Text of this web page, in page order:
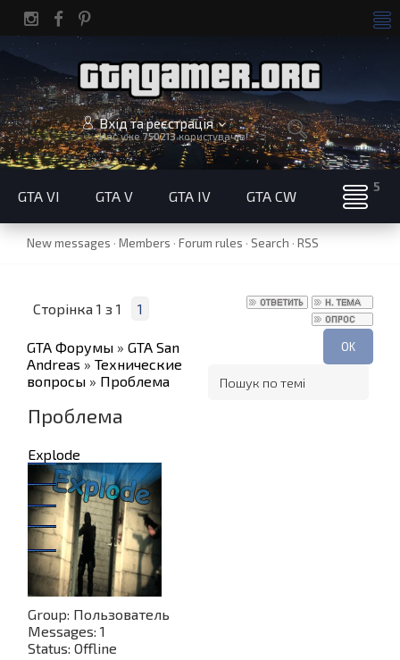
Вхід та реєстрація
Нас уже750213користувачів!
GTA VI GTA V GTA IV GTA CW
New messages · Members · Forum rules · Search · RSS
Сторінка 1 з 1 1
GTA Форумы » GTA San
Andreas » Технические
вопросы » Проблема
Проблема
Explode
Group: Пользователь
Messages: 1
Status: Offline